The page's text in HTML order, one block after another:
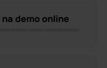
demo online